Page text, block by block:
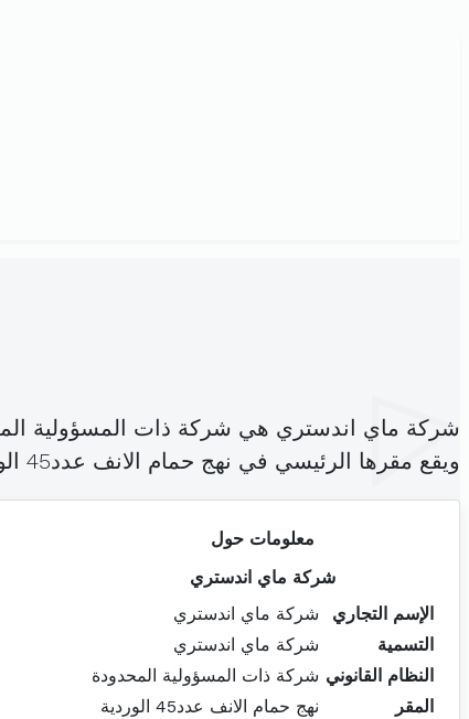
شركة ماي اندستري هي شركة ذات المسؤولية
ويقع مقرها الرئيسي في نهج حمام الانف عدد45 الوردية (
معلومات حول
شركة ماي اندستري
الإسم التجاري
شركة ماي اندستري
التسمية
شركة ماي اندستري
النظام القانوني شركة ذات المسؤولية المحدودة
المقر
نهج حمام الانف عدد45 الوردية